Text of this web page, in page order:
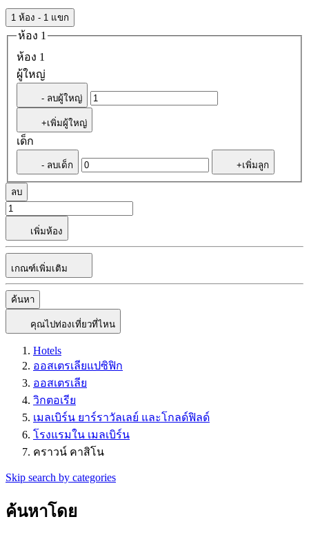
1 ห้อง - 1 แขก
ห้อง 1
ห้อง 1
ผู้ใหญ่
- ลบผู้ใหญ่
+เพิ่มผู้ใหญ่
เด็ก
- ลบเด็ก +เพิ่มลูก
ลบ
เพิ่มห้อง
เกณฑ์เพิ่มเติม
ค้นหา
คุณไปท่องเที่ยวที่ไหน
Hotels
ออสเตรเลียแปซิฟิก
ออสเตรเลีย
วิกตอเรีย
เมลเบิร์น ยาร์ราวัลเลย์ และโกลด์ฟิลด์
โรงแรมใน เมลเบิร์น
คราวน์ คาสิโน
Skip search by categories
ค้นหาโดย